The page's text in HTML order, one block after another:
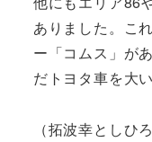
ありました。こ
ー「コムス」が
だトヨタ車を大
（拓波幸としひろ